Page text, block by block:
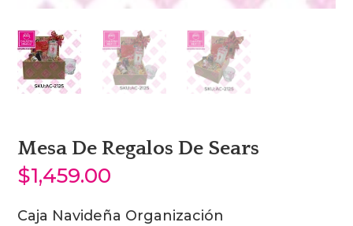
Mesa De Regalos De Sears
$1,459.00
Caja Navideña Organización